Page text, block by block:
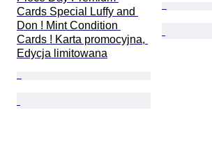
Cards Special Luffy and
Don ! Mint Condition
Cards ! Karta promocyjna,
Edycja limitowana